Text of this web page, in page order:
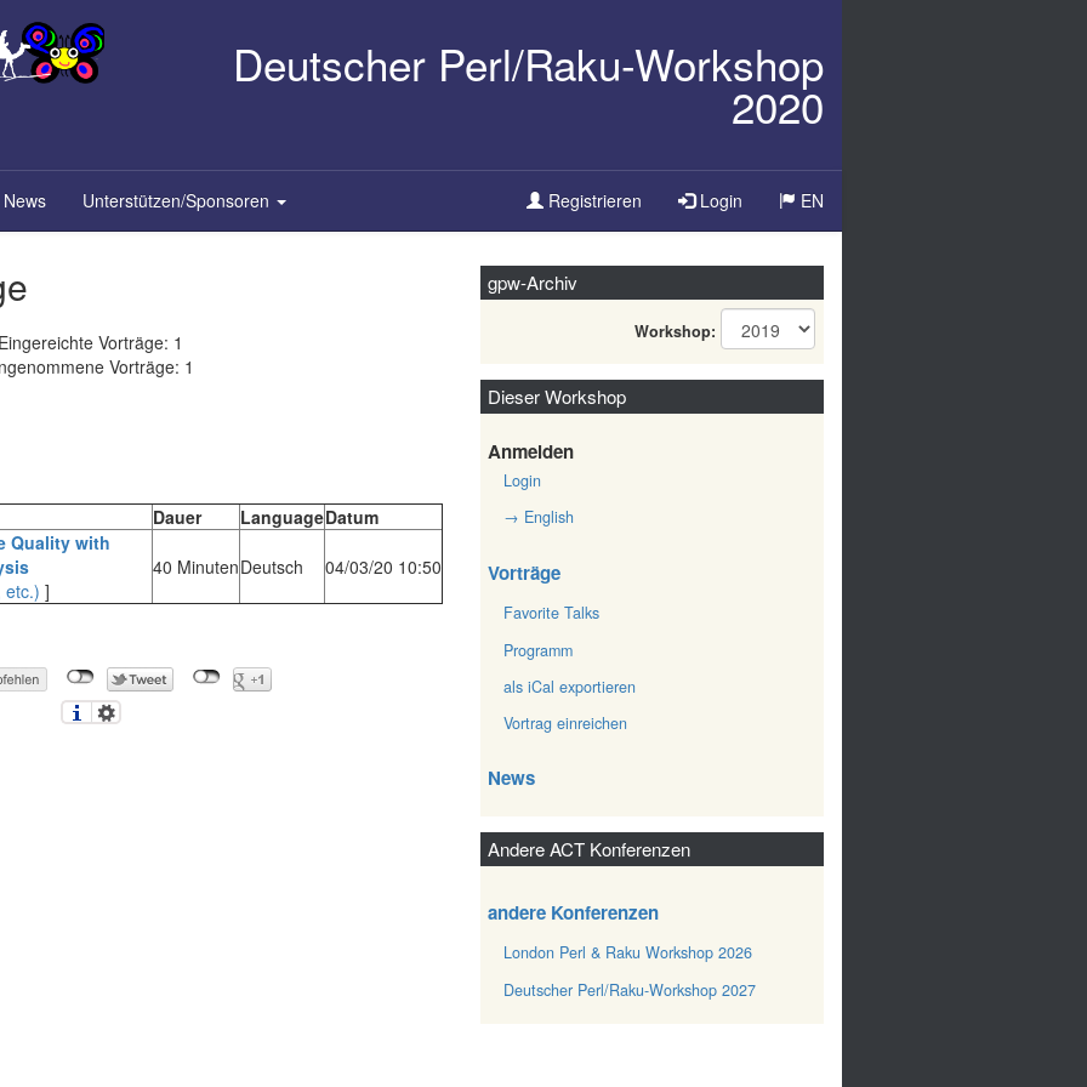
Deutscher Perl/Raku-Workshop
2020
News Unterstützen/Sponsoren Registrieren Login
Sprache
EN
Eingereichte Vorträge: 1
Vorträge: 1
Dauer LanguageDatum
Quality with
etc.) ]
40 MinutenDeutsch 04/03/20 10:50
gpw-Archiv
Workshop:
Dieser Workshop
Anmelden
Login
→ English
Vorträge
Favorite Talks
Programm
als iCal exportieren
Vortrag einreichen
News
Andere ACT Konferenzen
andere Konferenzen
London Perl & Raku Workshop 2026
Deutscher Perl/Raku-Workshop 2027